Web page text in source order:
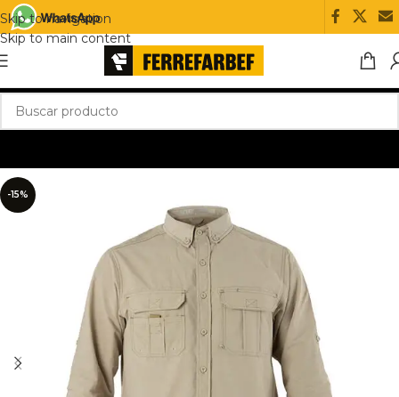
Skip to navigation
Skip to main content
-15%